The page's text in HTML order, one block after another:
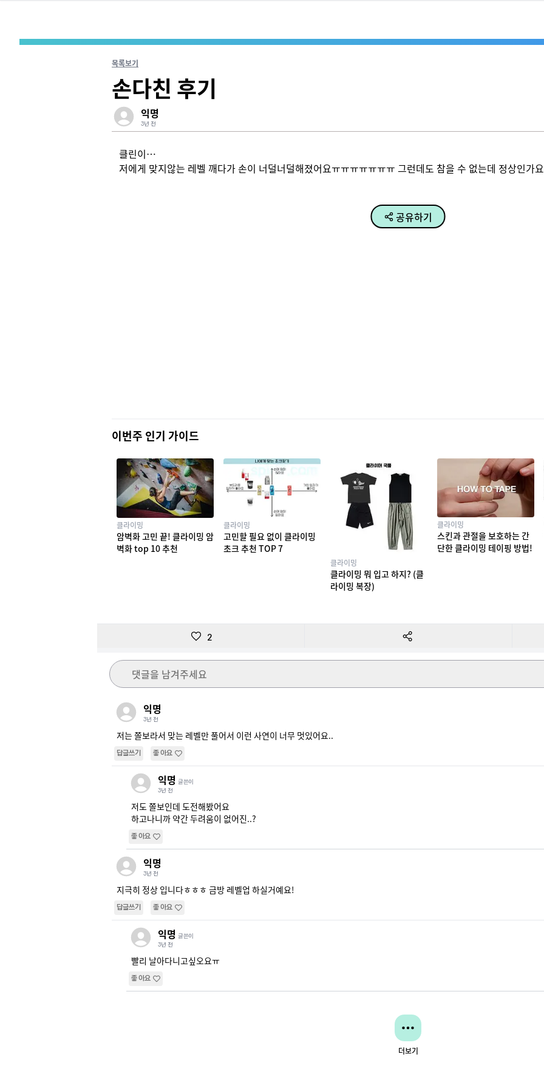
목록보기
손다친 후기
익명
3년 전
클린이…
저에게 맞지않는 레벨 깨다가 손이 너덜너덜해졌어요ㅠㅠㅠㅠㅠㅠㅠ 그런데도 참을 수 없는데 정상인가
공유하기
이번주 인기 가이드
클라이밍
암벽화 고민 끝! 클라이밍 암
벽화 top 10 추천
클라이밍
고민할 필요 없이 클라이밍
초크 추천 TOP 7
클라이밍
클라이밍 뭐 입고 하지? (클
라이밍 복장)
클라이밍
스킨과 관절을 보호하는 간
단한 클라이밍 테이핑 방법!
2
댓글을 남겨주세요
익명
3년 전
저는 쫄보라서 맞는 레벨만 풀어서 이런 사연이 너무 멋있어요..
답글쓰기 좋아요
익명 글쓴이
3년 전
저도 쫄보인데 도전해봤어요
하고나니까 약간 두려움이 없어진..?
좋아요
익명
3년 전
지극히 정상 입니다ㅎㅎㅎ 금방 레벨업 하실거예요!
답글쓰기 좋아요
익명 글쓴이
3년 전
빨리 날아다니고싶오요ㅠ
좋아요
더보기